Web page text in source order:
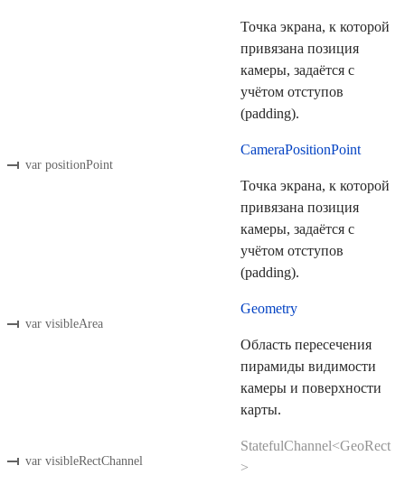
Точка экрана, к которой
привязана позиция
камеры, задаётся с
учётом отступов
(padding).
var positionPoint
CameraPositionPoint
Точка экрана, к которой
привязана позиция
камеры, задаётся с
учётом отступов
(padding).
var visibleArea
Geometry
Область пересечения
пирамиды видимости
камеры и поверхности
карты.
var visibleRectChannel
StatefulChannel<GeoRect
>